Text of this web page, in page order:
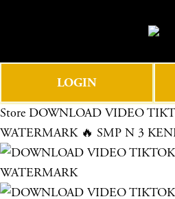
e
e
n
u
LOGIN
Store DOWNLOAD VIDEO
WATERMARK 🔥 SMP N 3